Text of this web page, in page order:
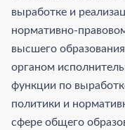
выработке и
нормативно-
высшего
органом
функции по
политики и
сфере общего